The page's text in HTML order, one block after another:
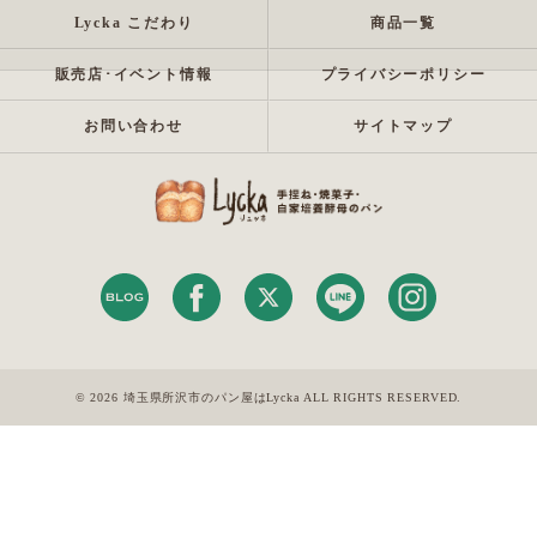
Lycka こだわり 商品一覧
販売店･イベント情報 プライバシーポリシー
お問い合わせ サイトマップ
© 2026 埼玉県所沢市のパン屋はLycka ALL RIGHTS RESERVED.